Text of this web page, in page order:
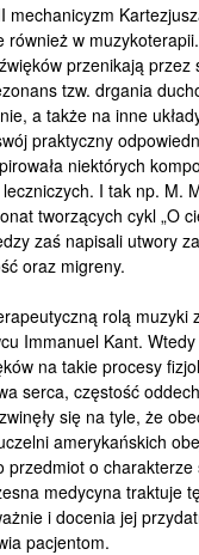
mechanicyzm
również w
przenikają przez
tzw. drgania
a także na inne
praktyczny
niektórych
I tak np. M.
tworzących cykl „O
zaś napisali utwory
oraz migreny.
rolą muzyki
Immanuel Kant.
na takie procesy
serca, częstość
się na tyle, że
amerykańskich
przedmiot o charakterze
medycyna traktuje
i docenia jej
pacjentom.